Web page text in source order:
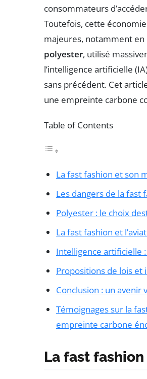
consommateurs
Toutefois, cette
majeures, notamment
polyester, utilisé
l’intelligence artificielle
sans précédent. Cet
une empreinte carbone
Table of Contents
La fast fashion et son
Les dangers de la fast
Polyester : le choix
La fast fashion et
Intelligence artificielle
Propositions de lois
Conclusion : un
Témoignages sur la
empreinte carbone
La fast